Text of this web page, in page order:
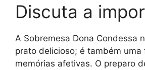
Discuta a
A Sobremesa Dona Condessa
prato delicioso; é também uma
memórias afetivas. O preparo